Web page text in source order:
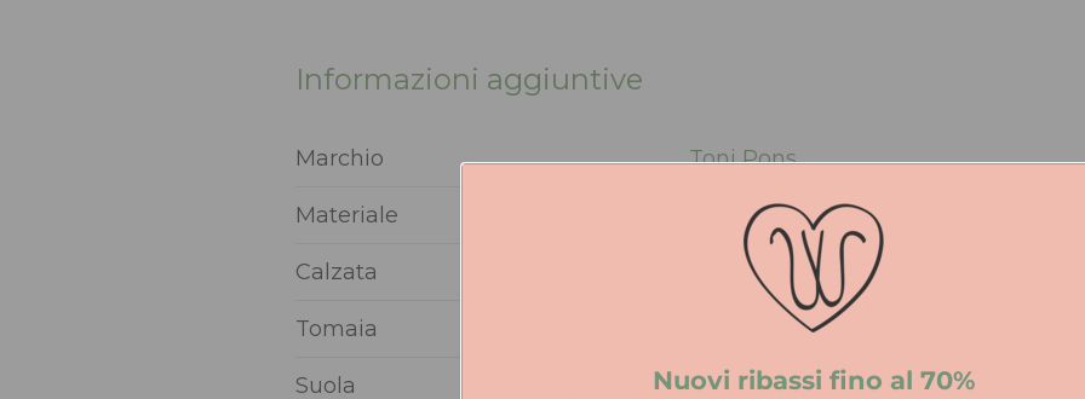
Informazioni aggiuntive
Marchio Toni Pons
Materiale Feltro riciclato
Calzata Regolare
Tomaia Feltro riciclato
Suola Gomma
Nuovi ribassi fino al 70%